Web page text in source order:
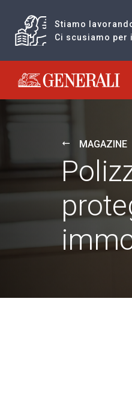
Stiamo
Ci scusiamo per
Generali logo
MAGAZINE